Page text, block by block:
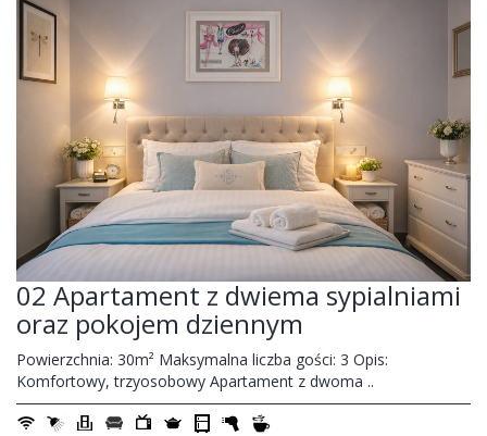
02 Apartament z dwiema sypialniami
oraz pokojem dziennym
Powierzchnia: 30m² Maksymalna liczba gości: 3 Opis:
Komfortowy, trzyosobowy Apartament z dwoma ..